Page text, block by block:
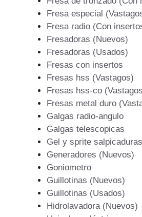
Fresa especial
Fresa radio (Con
Fresadoras (Nuevos)
Fresadoras (Usados)
Fresas con insertos
Fresas hss (Vastagos)
Fresas hss-co
Fresas metal duro
Galgas radio-angulo
Galgas telescopicas
Gel y sprite salpicaduras
Generadores (Nuevos)
Goniometro
Guillotinas (Nuevos)
Guillotinas (Usados)
Hidrolavadora (Nuevos)